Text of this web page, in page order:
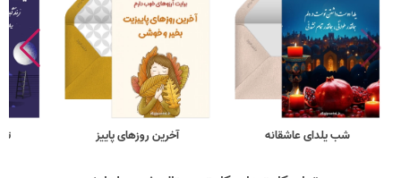
شب یلدای عاشقانه آخرین روزهای پاییز